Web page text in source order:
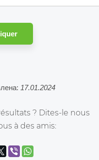
17.01.2024
? Dites-le nous
à des amis: